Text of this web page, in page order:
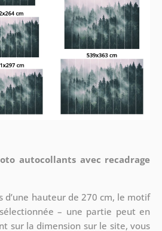
autocollants avec recadrage
d’une hauteur de 270 cm, le motif
– une partie peut en
sur la dimension sur le site, vous